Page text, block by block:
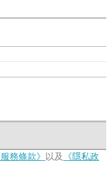
服務條款》 以及 《隱私政